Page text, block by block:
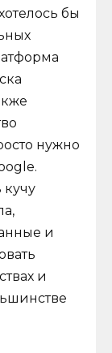
бы
нужно
кучу
и
и